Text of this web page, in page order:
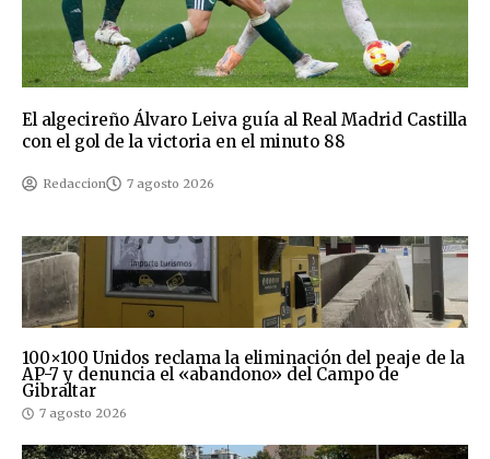
El algecireño Álvaro Leiva guía al Real Madrid Castilla
con el gol de la victoria en el minuto 88
Redaccion 7 agosto 2026
100×100 Unidos reclama la eliminación del peaje de la
AP-7 y denuncia el «abandono» del Campo de
Gibraltar
7 agosto 2026